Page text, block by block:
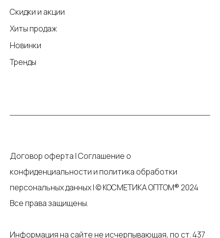
Скидки и акции
Хиты продаж
Новинки
Тренды
Договор оферта |Соглашение о
конфиденциальности и политика обработки
персональных данных|© КОСМЕТИКА ОПТОМ® 2024
Все права защищены.
Информация на сайте не исчерпывающая, по ст. 437